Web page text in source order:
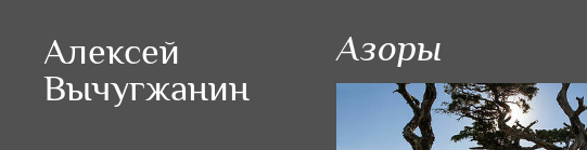
Алексей
Вычугжанин
Азоры